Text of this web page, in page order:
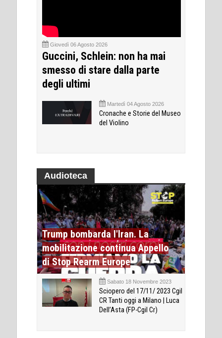
Giovedì 06 Agosto 2026
Guccini, Schlein: non ha mai
smesso di stare dalla parte
degli ultimi
Martedì 04 Agosto 2026
Cronache e Storie del Museo
del Violino
Audioteca
Trump bombarda l'Iran. La
mobilitazione continua Appello
di Stop Rearm Europe
Sabato 18 Novembre 2023
Sciopero del 17/11/ 2023 Cgil
CR Tanti oggi a Milano | Luca
Dell’Asta (FP-Cgil Cr)